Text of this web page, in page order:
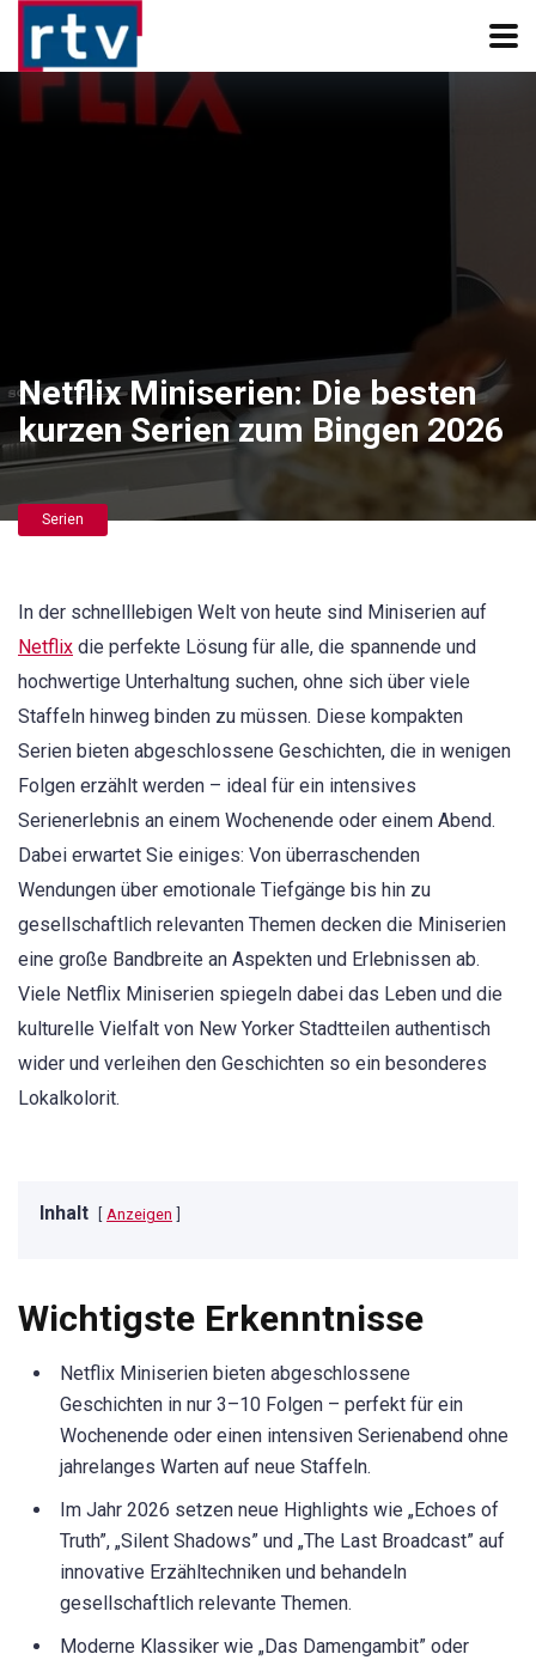
Netflix Miniserien: Die besten
kurzen Serien zum Bingen 2026
Serien
In der schnelllebigen Welt von heute sind Miniserien auf
Netflix die perfekte Lösung für alle, die spannende und
hochwertige Unterhaltung suchen, ohne sich über viele
Staffeln hinweg binden zu müssen. Diese kompakten
Serien bieten abgeschlossene Geschichten, die in wenigen
Folgen erzählt werden – ideal für ein intensives
Serienerlebnis an einem Wochenende oder einem Abend.
Dabei erwartet Sie einiges: Von überraschenden
Wendungen über emotionale Tiefgänge bis hin zu
gesellschaftlich relevanten Themen decken die Miniserien
eine große Bandbreite an Aspekten und Erlebnissen ab.
Viele Netflix Miniserien spiegeln dabei das Leben und die
kulturelle Vielfalt von New Yorker Stadtteilen authentisch
wider und verleihen den Geschichten so ein besonderes
Lokalkolorit.
Inhalt Anzeigen
Wichtigste Erkenntnisse
Netflix Miniserien bieten abgeschlossene
Geschichten in nur 3–10 Folgen – perfekt für ein
Wochenende oder einen intensiven Serienabend ohne
jahrelanges Warten auf neue Staffeln.
Im Jahr 2026 setzen neue Highlights wie „Echoes of
Truth”, „Silent Shadows” und „The Last Broadcast” auf
innovative Erzähltechniken und behandeln
gesellschaftlich relevante Themen.
Moderne Klassiker wie „Das Damengambit” oder